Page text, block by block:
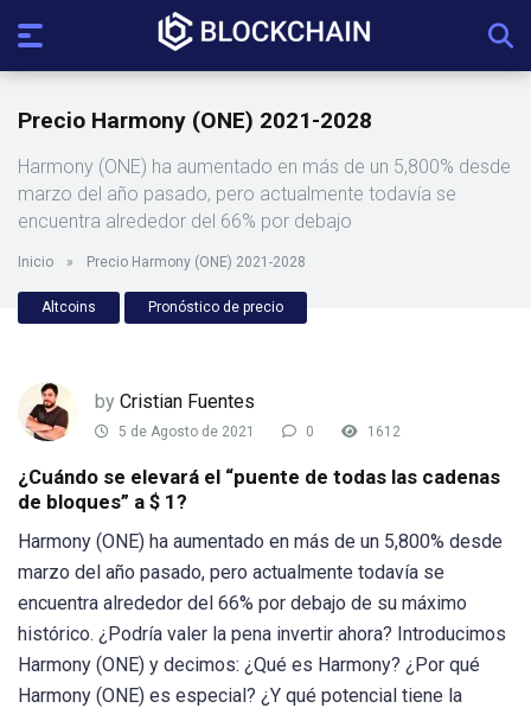
Precio Harmony (ONE) 2021-2028
Harmony (ONE) ha aumentado en más de un 5,800% desde
marzo del año pasado, pero actualmente todavía se
encuentra alrededor del 66% por debajo
Inicio » Precio Harmony (ONE) 2021-2028
Altcoins Pronóstico de precio
by Cristian Fuentes
5 de Agosto de 2021 0 1612
¿Cuándo se elevará el “puente de todas las cadenas
de bloques” a $ 1?
Harmony (ONE) ha aumentado en más de un 5,800% desde
marzo del año pasado, pero actualmente todavía se
encuentra alrededor del 66% por debajo de su máximo
histórico. ¿Podría valer la pena invertir ahora? Introducimos
Harmony (ONE) y decimos: ¿Qué es Harmony? ¿Por qué
Harmony (ONE) es especial? ¿Y qué potencial tiene la